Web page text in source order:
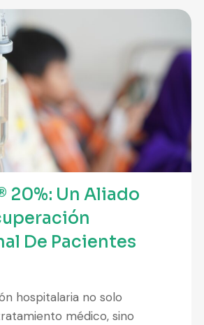
20%: Un Aliado
De Pacientes
hospitalaria no solo
médico, sino